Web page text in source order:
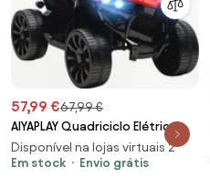
57,99 €67,99 €
AIYAPLAY Quadriciclo Elétrico
para Crianças 6 V Quadriciclo
para Crianças com Velocidade
Disponível na lojas virtuais 2
Em stock
Envio grátis